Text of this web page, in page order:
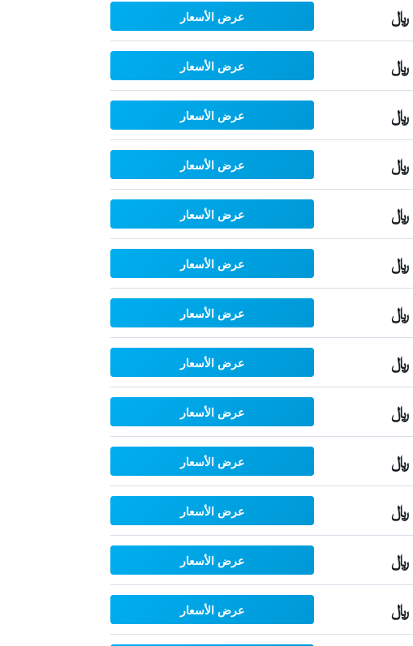
عرض الأسعار
عرض الأسعار
عرض الأسعار
عرض الأسعار
عرض الأسعار
عرض الأسعار
عرض الأسعار
عرض الأسعار
عرض الأسعار
عرض الأسعار
عرض الأسعار
عرض الأسعار
عرض الأسعار